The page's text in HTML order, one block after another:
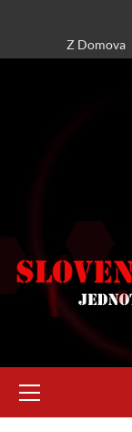
content
Z Domova
Menu